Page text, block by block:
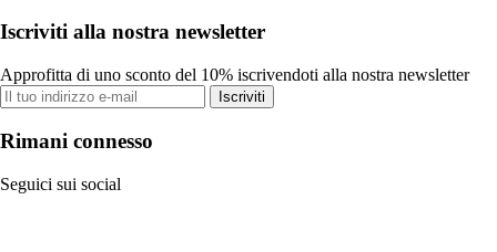
Iscriviti alla nostra newsletter
Approfitta di uno sconto del 10% iscrivendoti alla nostra newsletter
Iscriviti
Rimani connesso
Seguici sui social